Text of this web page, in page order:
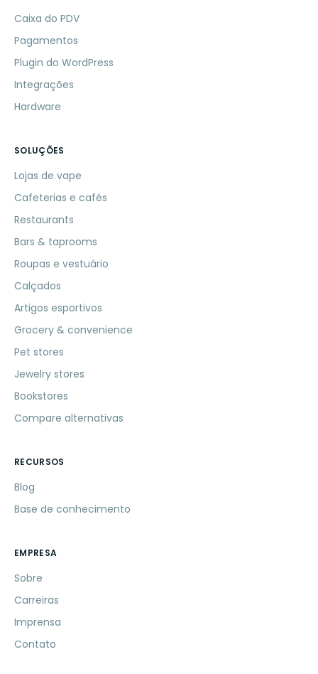
Caixa do PDV
Pagamentos
Plugin do WordPress
Integrações
Hardware
SOLUÇÕES
Lojas de vape
Cafeterias e cafés
Restaurants
Bars & taprooms
Roupas e vestuário
Calçados
Artigos esportivos
Grocery & convenience
Pet stores
Jewelry stores
Bookstores
Compare alternativas
RECURSOS
Blog
Base de conhecimento
EMPRESA
Sobre
Carreiras
Imprensa
Contato